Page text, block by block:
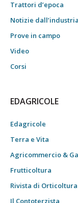
Trattori d’epoca
Notizie dall’industria
Prove in campo
Video
Corsi
EDAGRICOLE
Edagricole
Terra e Vita
Agricommercio &
Frutticoltura
Rivista di
Il Contoterzista